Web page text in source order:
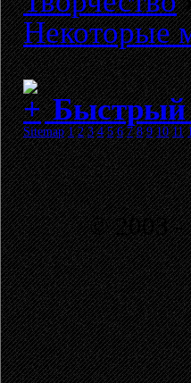
Некоторые
Быстрый
Sitemap 1 2 3 4 5 6 7 8 9 10 11
© 2003 -